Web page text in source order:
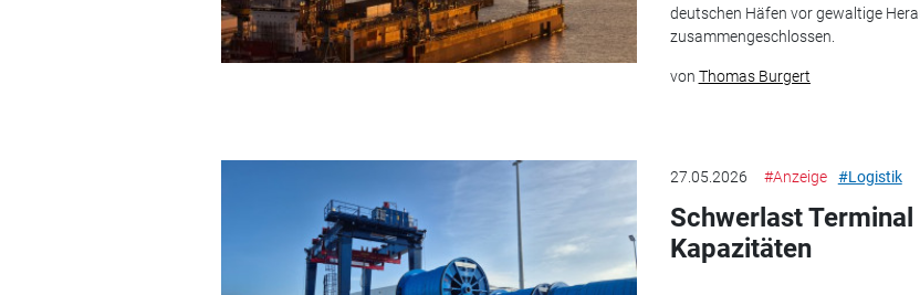
deutschen Häfen vor gewaltige
zusammengeschlossen.
von Thomas Burgert
27.05.2026 #Anzeige #Logistik
Schwerlast
Kapazitäten